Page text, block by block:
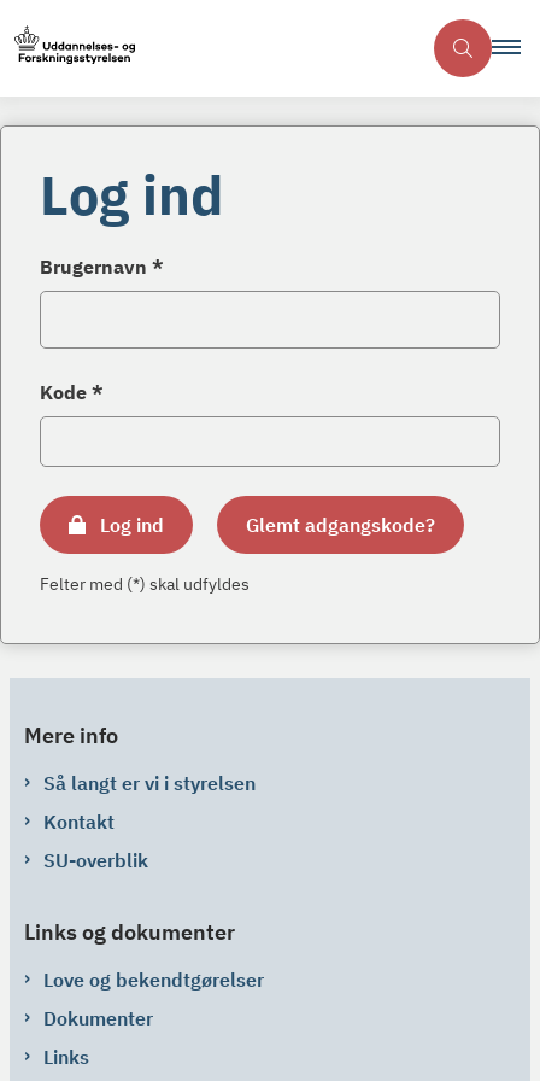
Log ind
Brugernavn *
Kode *
Log ind Glemt adgangskode?
Felter med (*) skal udfyldes
Mere info
Så langt er vi i styrelsen
Kontakt
SU-overblik
Links og dokumenter
Love og bekendtgørelser
Dokumenter
Links